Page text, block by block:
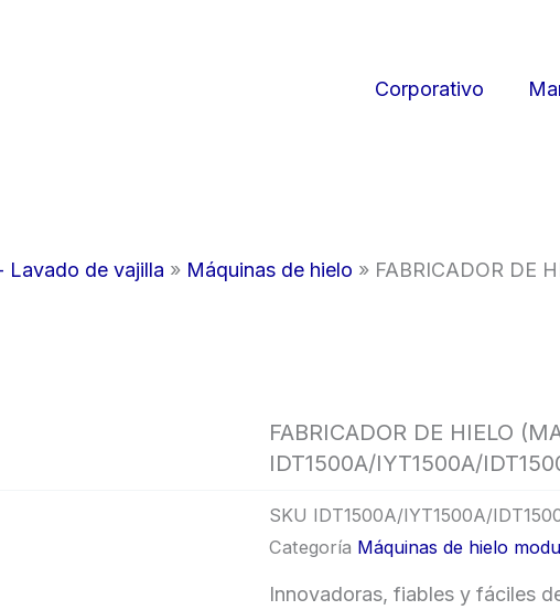
Corporativo
Lavado de vajilla » Máquinas de hielo » FABRICADOR DE
FABRICADOR DE HIELO
IDT1500A/IYT1500A/
SKU IDT1500A/IYT1500A/
Categoría Máquinas de hielo
Innovadoras, fiables y fáciles